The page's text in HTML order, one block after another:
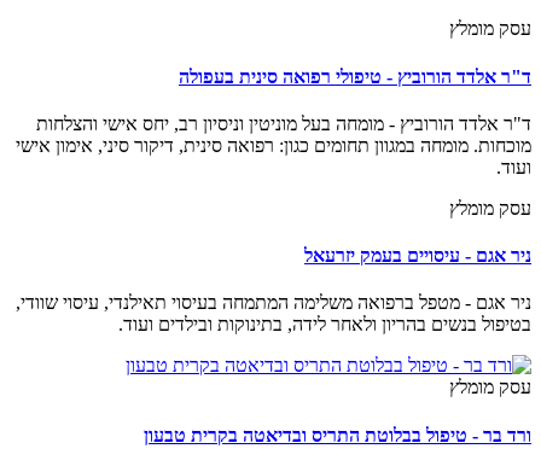
עסק מומלץ
ד"ר אלדד הורוביץ - טיפולי רפואה סינית בעפולה
ד"ר אלדד הורוביץ - מומחה בעל מוניטין וניסיון רב, יחס אישי והצלחות
מוכחות. מומחה במגוון תחומים כגון: רפואה סינית, דיקור סיני, אימון אישי
ועוד.
עסק מומלץ
ניר אגם - עיסויים בעמק יזרעאל
ניר אגם - מטפל ברפואה משלימה המתמחה בעיסוי תאילנדי, עיסוי שוודי,
בטיפול בנשים בהריון ולאחר לידה, בתינוקות ובילדים ועוד.
עסק מומלץ
ורד בר - טיפול בבלוטת התריס ובדיאטה בקרית טבעון